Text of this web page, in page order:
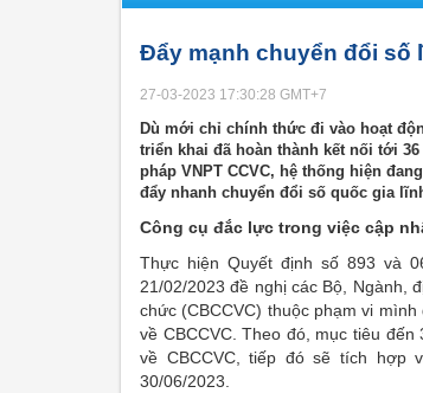
Đẩy mạnh chuyển đổi số
27-03-2023 17:30:28 GMT+7
Dù mới chỉ chính thức đi vào hoạt
triển khai đã hoàn thành kết nối tới
pháp VNPT CCVC, hệ thống hiện
đẩy nhanh chuyển đổi số quốc gia
Công cụ đắc lực trong việc cập
Thực hiện Quyết định số 893 và
21/02/2023 đề nghị các Bộ, Ngành,
chức (CBCCVC) thuộc phạm vi
về CBCCVC. Theo đó, mục tiêu
về CBCCVC, tiếp đó sẽ tích hợp
30/06/2023.